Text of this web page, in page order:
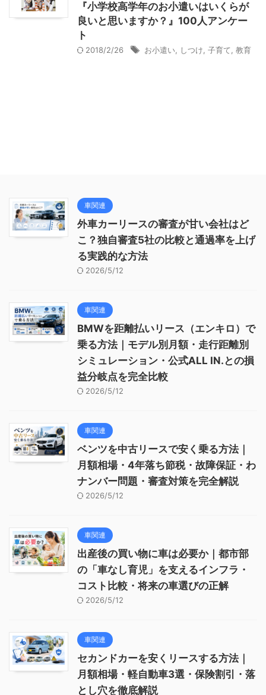
『小学校高学年のお小遣いはいくらが
良いと思いますか？』100人アンケー
ト
2018/2/26 お小遣い しつけ 子育て 教育
車関連
外車カーリースの審査が甘い会社はど
こ？独自審査5社の比較と通過率を上げ
る実践的な方法
2026/5/12
車関連
BMWを距離払いリース（エンキロ）で
乗る方法｜モデル別月額・走行距離別
シミュレーション・公式ALL IN.との損
益分岐点を完全比較
2026/5/12
車関連
ベンツを中古リースで安く乗る方法｜
月額相場・4年落ち節税・故障保証・わ
ナンバー問題・審査対策を完全解説
2026/5/12
車関連
出産後の買い物に車は必要か｜都市部
の「車なし育児」を支えるインフラ・
コスト比較・将来の車選びの正解
2026/5/12
車関連
セカンドカーを安くリースする方法｜
月額相場・軽自動車3選・保険割引・落
とし穴を徹底解説